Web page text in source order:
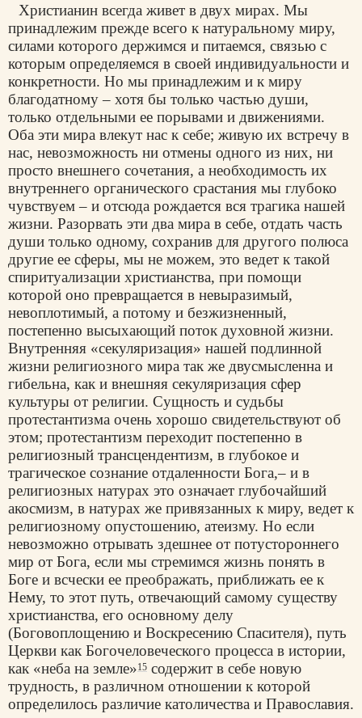
Христианин всегда живет в двух мирах. Мы
принадлежим прежде всего к натуральному миру,
силами которого держимся и питаемся, связью с
которым определяемся в своей индивидуальности и
конкретности. Но мы принадлежим и к миру
благодатному – хотя бы только частью души,
только отдельными ее порывами и движениями.
Оба эти мира влекут нас к себе; живую их встречу в
нас, невозможность ни отмены одного из них, ни
просто внешнего сочетания, а необходимость их
внутреннего органического срастания мы глубоко
чувствуем – и отсюда рождается вся трагика нашей
жизни. Разорвать эти два мира в себе, отдать часть
души только одному, сохранив для другого полюса
другие ее сферы, мы не можем, это ведет к такой
спиритуализации христианства, при помощи
которой оно превращается в невыразимый,
невоплотимый, а потому и безжизненный,
постепенно высыхающий поток духовной жизни.
Внутренняя «секуляризация» нашей подлинной
жизни религиозного мира так же двусмысленна и
гибельна, как и внешняя секуляризация сфер
культуры от религии. Сущность и судьбы
протестантизма очень хорошо свидетельствуют об
этом; протестантизм переходит постепенно в
религиозный трансцендентизм, в глубокое и
трагическое сознание отдаленности Бога,– и в
религиозных натурах это означает глубочайший
акосмизм, в натурах же привязанных к миру, ведет к
религиозному опустошению, атеизму. Но если
невозможно отрывать здешнее от потустороннего
мир от Бога, если мы стремимся жизнь понять в
Боге и всчески ее преображать, приближать ее к
Нему, то этот путь, отвечающий самому существу
христианства, его основному делу
(Боговоплощению и Воскресению Спасителя), путь
Церкви как Богочеловеческого процесса в истории,
как «неба на земле»15 содержит в себе новую
трудность, в различном отношении к которой
определилось различие католичества и Православия.